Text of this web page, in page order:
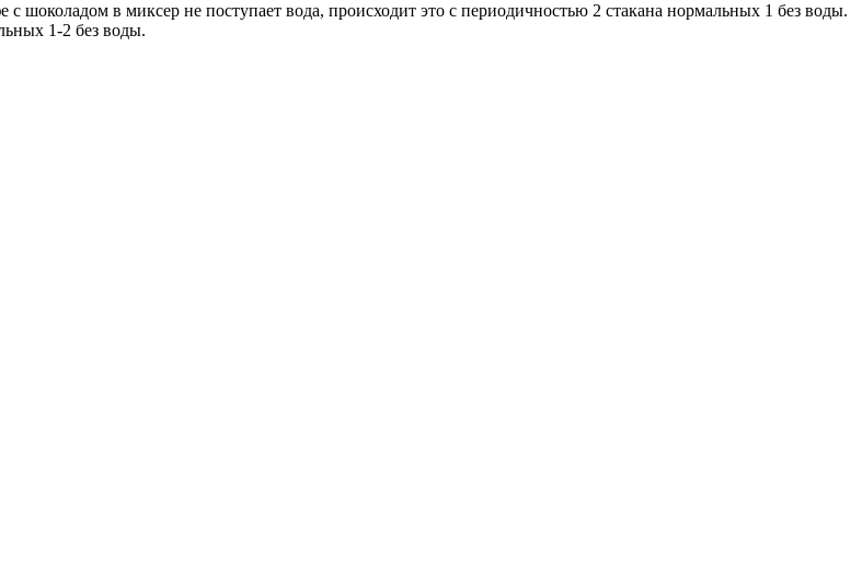
шоколадом в миксер не поступает вода, происходит это с периодичностью 2 стакана нормальных 1 без воды.
1-2 без воды.